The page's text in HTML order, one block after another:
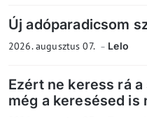
Új adóparadicsom
2026. augusztus 07. Lelo
Ezért ne keress rá
még a keresésed is